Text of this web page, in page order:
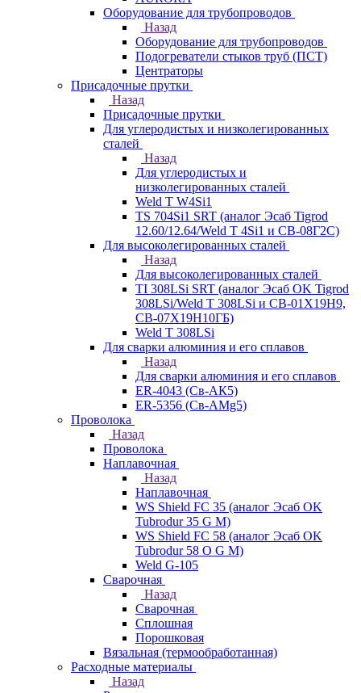
Оборудование для трубопроводов
Назад
Оборудование для трубопроводов
Подогреватели стыков труб (ПСТ)
Центраторы
Присадочные прутки
Назад
Присадочные прутки
Для углеродистых и низколегированных
сталей
Назад
Для углеродистых и
низколегированных сталей
Weld T W4Si1
TS 704Si1 SRT (аналог Эсаб Tigrod
12.60/12.64/Weld T 4Si1 и СВ-08Г2С)
Для высоколегированных сталей
Назад
Для высоколегированных сталей
TI 308LSi SRT (аналог Эсаб OK Tigrod
308LSi/Weld T 308LSi и СВ-01Х19Н9,
СВ-07Х19Н10ГБ)
Weld T 308LSi
Для сварки алюминия и его сплавов
Назад
Для сварки алюминия и его сплавов
ER-4043 (Св-АК5)
ER-5356 (Св-АМg5)
Проволока
Назад
Проволока
Наплавочная
Назад
Наплавочная
WS Shield FC 35 (аналог Эсаб OK
Tubrodur 35 G M)
WS Shield FC 58 (аналог Эсаб OK
Tubrodur 58 O G M)
Weld G-105
Сварочная
Назад
Сварочная
Сплошная
Порошковая
Вязальная (термообработанная)
Расходные материалы
Назад